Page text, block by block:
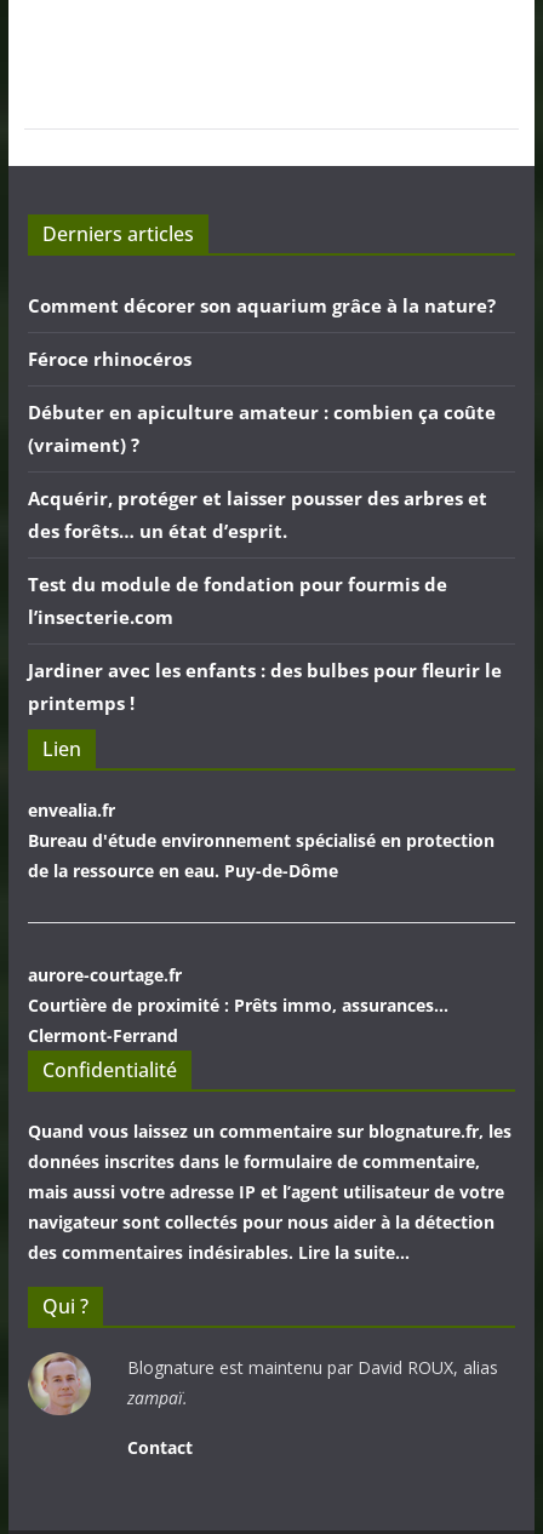
Derniers articles
Comment décorer son aquarium grâce à la nature?
Féroce rhinocéros
Débuter en apiculture amateur : combien ça coûte
(vraiment) ?
Acquérir, protéger et laisser pousser des arbres et
des forêts… un état d’esprit.
Test du module de fondation pour fourmis de
l’insecterie.com
Jardiner avec les enfants : des bulbes pour fleurir le
printemps !
Lien
envealia.fr
Bureau d'étude environnement spécialisé en protection
de la ressource en eau. Puy-de-Dôme
aurore-courtage.fr
Courtière de proximité : Prêts immo, assurances...
Clermont-Ferrand
Confidentialité
Quand vous laissez un commentaire sur blognature.fr, les
données inscrites dans le formulaire de commentaire,
mais aussi votre adresse IP et l’agent utilisateur de votre
navigateur sont collectés pour nous aider à la détection
des commentaires indésirables. Lire la suite…
Qui ?
Blognature est maintenu par David ROUX, alias
zampaï.
Contact